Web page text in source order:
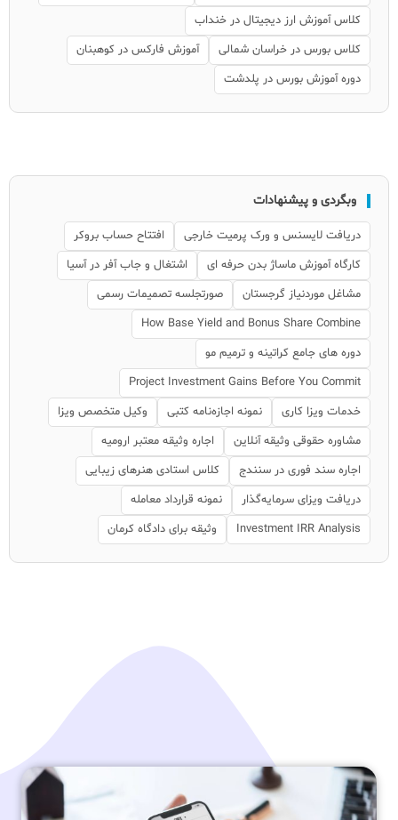
کلاس آموزش ارز دیجیتال در خنداب
کلاس بورس در خراسان شمالی
آموزش فارکس در کوهبنان
دوره آموزش بورس در پلدشت
وبگردی و پیشنهادات
دریافت لایسنس و ورک پرمیت خارجی
افتتاح حساب بروکر
کارگاه آموزش ماساژ بدن حرفه ای
اشتغال و جاب آفر در آسیا
مشاغل موردنیاز گرجستان
صورتجلسه تصمیمات رسمی
How Base Yield and Bonus Share Combine
دوره های جامع کراتینه و ترمیم مو
Project Investment Gains Before You Commit
خدمات ویزا کاری
نمونه اجازه‌نامه کتبی
وکیل متخصص ویزا
مشاوره حقوقی وثیقه آنلاین
اجاره وثیقه معتبر ارومیه
اجاره سند فوری در سنندج
کلاس استادی هنرهای زیبایی
دریافت ویزای سرمایه‌گذار
نمونه قرارداد معامله
Investment IRR Analysis
وثیقه برای دادگاه کرمان